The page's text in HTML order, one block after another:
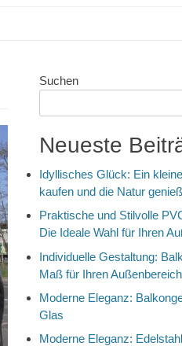
Suchen
Neueste
Idyllisches Glück: Ein
kaufen und die Natur
Praktische und Stilvolle
Die Ideale Wahl für Ihren
Individuelle Gestaltung:
Maß für Ihren Außenbereich
Moderne Eleganz:
Glas
Moderne Eleganz: